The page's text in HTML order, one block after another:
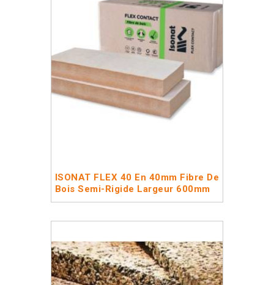
ISONAT FLEX 40 En 40mm Fibre De
Bois Semi-Rigide Largeur 600mm